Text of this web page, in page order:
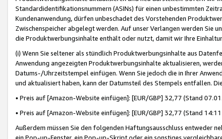
Standardidentifikationsnummern (ASINs) für einen unbestimmten
Kundenanwendung, dürfen unbeschadet des Vorstehenden
Zwischenspeicher abgelegt werden. Auf unser Verlangen werden Sie
die Produktwerbungsinhalte enthält oder nutzt, damit wir Ihre
(i) Wenn Sie seltener als stündlich Produktwerbungsinhalte aus
Anwendung angezeigten Produktwerbungsinhalte aktualisieren,
Datums-/Uhrzeitstempel einfügen. Wenn Sie jedoch die in Ihrer
und aktualisiert haben, kann der Datumsteil des Stempels entfallen.
• Preis auf [Amazon-Website einfügen]: [EUR/GBP] 32,77 (Stand
• Preis auf [Amazon-Website einfügen]: [EUR/GBP] 32,77 (Stand
Außerdem müssen Sie den folgenden Haftungsausschluss entweder
ein Pop-up-Fenster, ein Pop-up-Skript oder ein sonstiges